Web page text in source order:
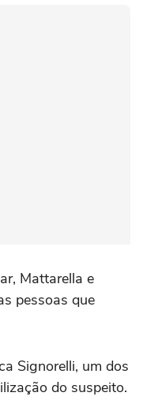
Mattarella e
pessoas que
Signorelli, um dos
do suspeito.